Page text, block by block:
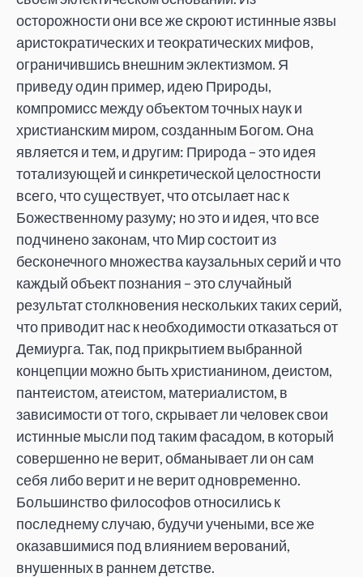
осторожности они все же скроют истинные язвы
аристократических и теократических мифов,
ограничившись внешним эклектизмом. Я
приведу один пример, идею Природы,
компромисс между объектом точных наук и
христианским миром, созданным Богом. Она
является и тем, и другим: Природа – это идея
тотализующей и синкретической целостности
всего, что существует, что отсылает нас к
Божественному разуму; но это и идея, что все
подчинено законам, что Мир состоит из
бесконечного множества каузальных серий и что
каждый объект познания – это случайный
результат столкновения нескольких таких серий,
что приводит нас к необходимости отказаться от
Демиурга. Так, под прикрытием выбранной
концепции можно быть христианином, деистом,
пантеистом, атеистом, материалистом, в
зависимости от того, скрывает ли человек свои
истинные мысли под таким фасадом, в который
совершенно не верит, обманывает ли он сам
себя либо верит и не верит одновременно.
Большинство философов относились к
последнему случаю, будучи учеными, все же
оказавшимися под влиянием верований,
внушенных в раннем детстве.